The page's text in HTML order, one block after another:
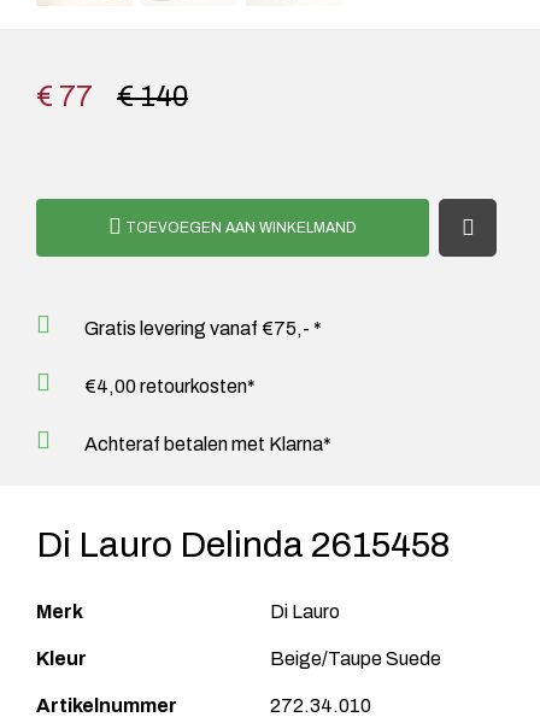
€ 140
€ 77
TOEVOEGEN AAN WINKELMAND
Gratis levering vanaf €75,- *
€4,00 retourkosten*
Achteraf betalen met Klarna*
Di Lauro Delinda 2615458
Merk Di Lauro
Kleur Beige/Taupe Suede
Artikelnummer 272.34.010